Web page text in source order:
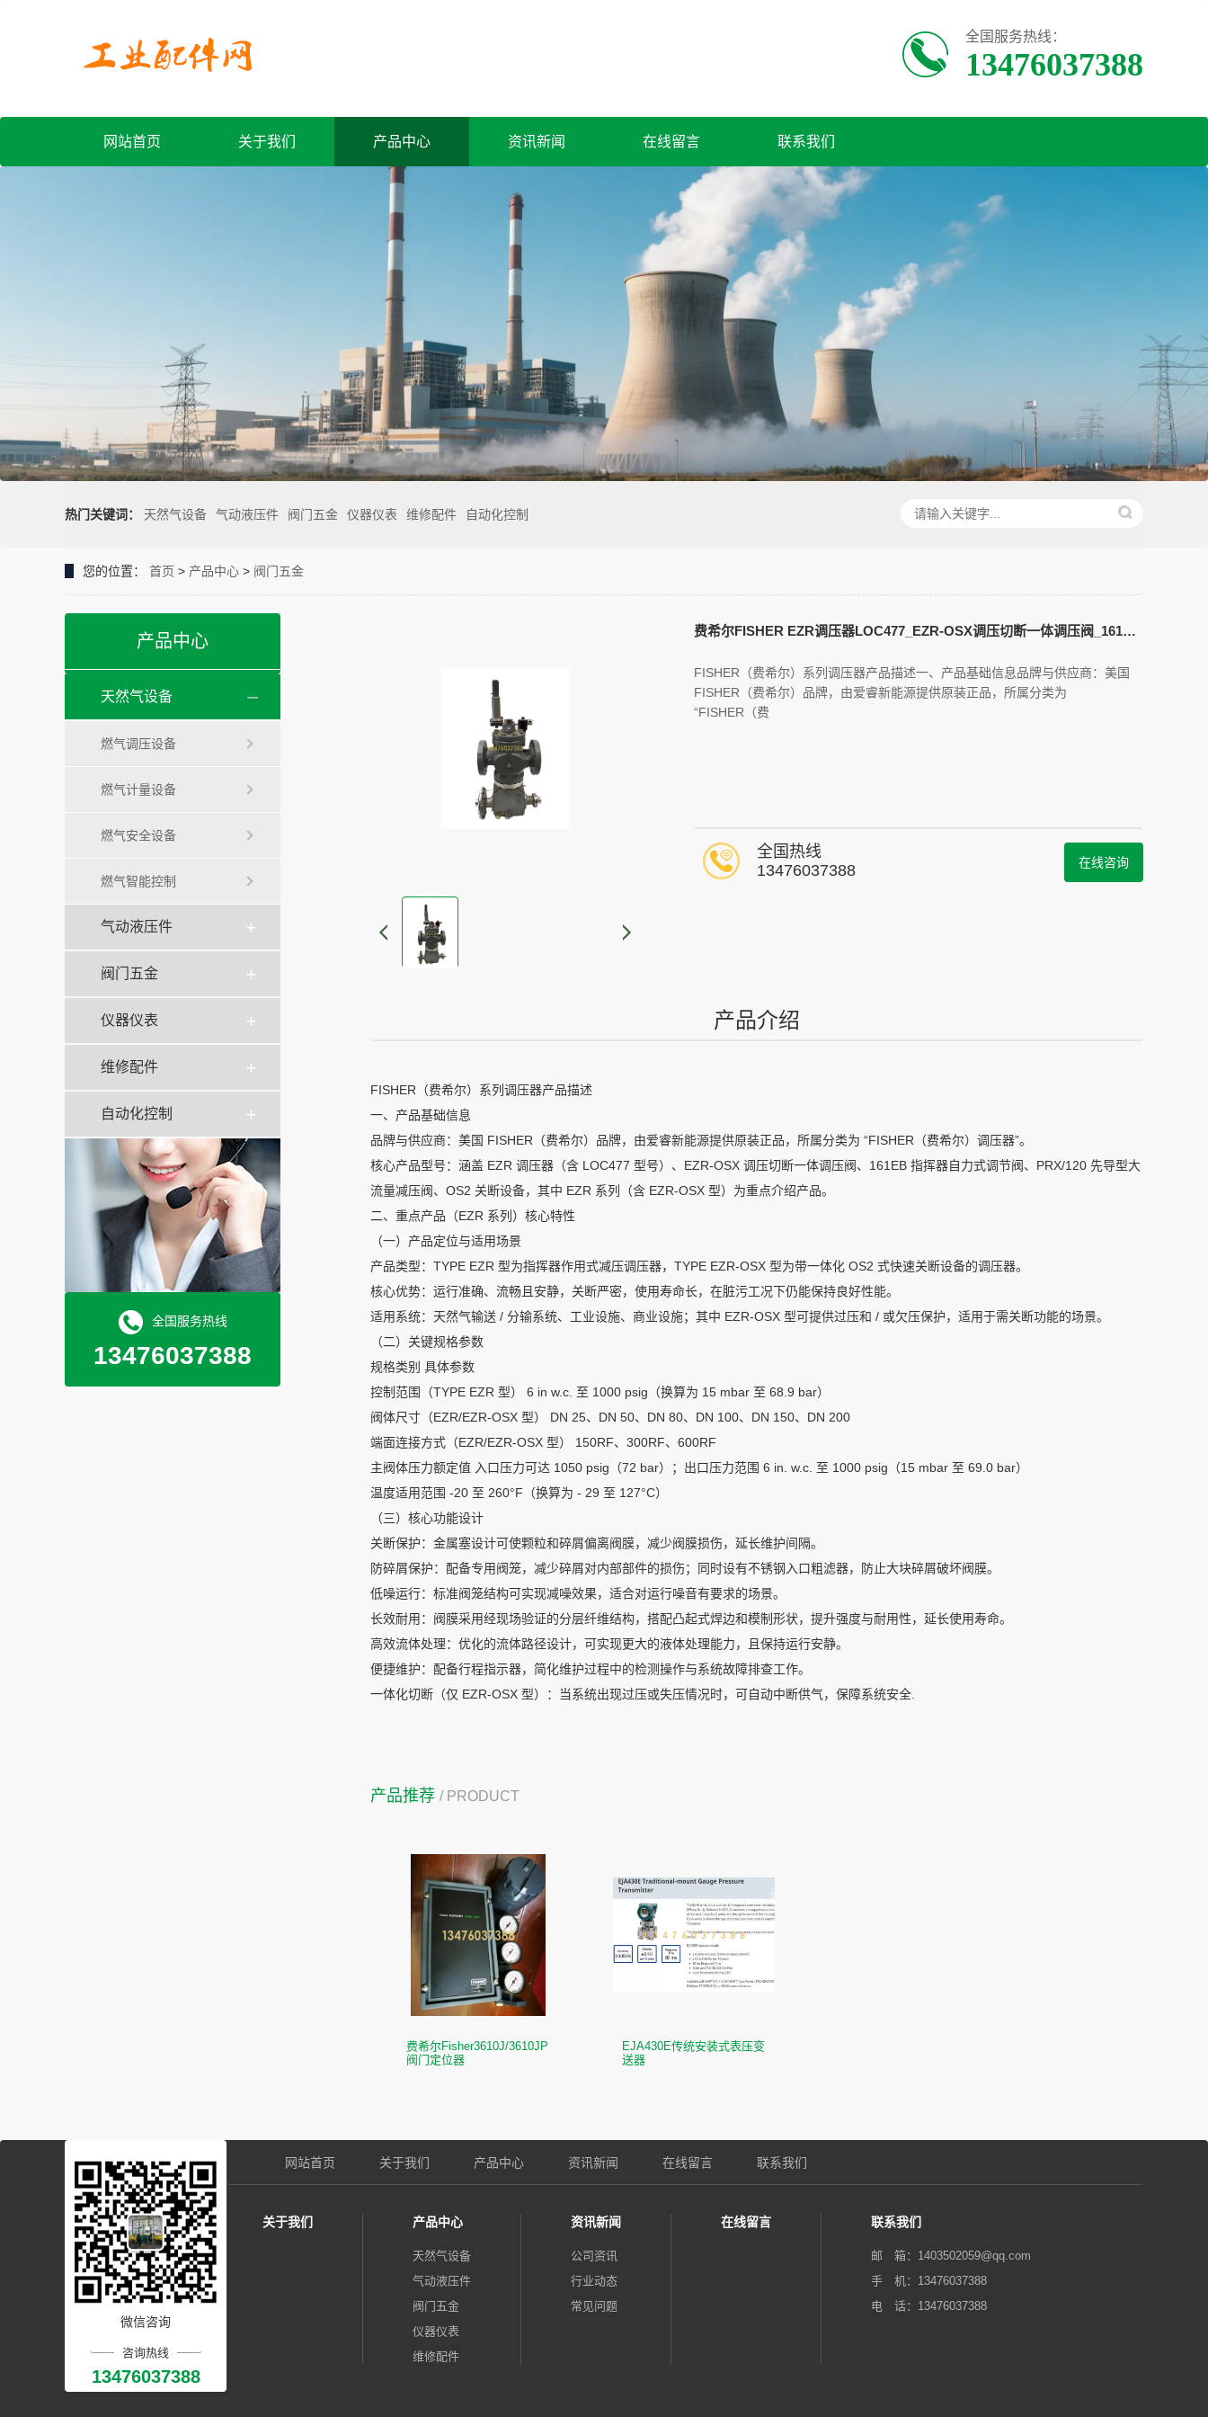
全国服务热线：
13476037388
网站首页 关于我们 产品中心 资讯新闻 在线留言 联系我们
热门关键词： 天然气设备 气动液压件 阀门五金 仪器仪表 维修配件 自动化控制
您的位置： 首页 > 产品中心 > 阀门五金
产品中心
天然气设备
燃气调压设备
燃气计量设备
燃气安全设备
燃气智能控制
气动液压件
阀门五金
仪器仪表
维修配件
自动化控制
全国服务热线
13476037388
费希尔FISHER EZR调压器LOC477_EZR-OSX调压切断一体调压阀_161EB指挥器自力式调节阀_PRX/120先导型大流量减压阀_OS2关断设备
FISHER（费希尔）系列调压器产品描述一、产品基础信息品牌与供应商：美国
FISHER（费希尔）品牌，由爱睿新能源提供原装正品，所属分类为
“FISHER（费
在线咨询
全国热线
13476037388
产品介绍
FISHER（费希尔）系列调压器产品描述
一、产品基础信息
品牌与供应商：美国 FISHER（费希尔）品牌，由爱睿新能源提供原装正品，所属分类为 “FISHER（费希尔）调压器”。
核心产品型号：涵盖 EZR 调压器（含 LOC477 型号）、EZR-OSX 调压切断一体调压阀、161EB 指挥器自力式调节阀、PRX/120 先导型大
流量减压阀、OS2 关断设备，其中 EZR 系列（含 EZR-OSX 型）为重点介绍产品。
二、重点产品（EZR 系列）核心特性
（一）产品定位与适用场景
产品类型：TYPE EZR 型为指挥器作用式减压调压器，TYPE EZR-OSX 型为带一体化 OS2 式快速关断设备的调压器。
核心优势：运行准确、流畅且安静，关断严密，使用寿命长，在脏污工况下仍能保持良好性能。
适用系统：天然气输送 / 分输系统、工业设施、商业设施；其中 EZR-OSX 型可提供过压和 / 或欠压保护，适用于需关断功能的场景。
（二）关键规格参数
规格类别 具体参数
控制范围（TYPE EZR 型） 6 in w.c. 至 1000 psig（换算为 15 mbar 至 68.9 bar）
阀体尺寸（EZR/EZR-OSX 型） DN 25、DN 50、DN 80、DN 100、DN 150、DN 200
端面连接方式（EZR/EZR-OSX 型） 150RF、300RF、600RF
主阀体压力额定值 入口压力可达 1050 psig（72 bar）；出口压力范围 6 in. w.c. 至 1000 psig（15 mbar 至 69.0 bar）
温度适用范围 -20 至 260°F（换算为 - 29 至 127°C）
（三）核心功能设计
关断保护：金属塞设计可使颗粒和碎屑偏离阀膜，减少阀膜损伤，延长维护间隔。
防碎屑保护：配备专用阀笼，减少碎屑对内部部件的损伤；同时设有不锈钢入口粗滤器，防止大块碎屑破坏阀膜。
低噪运行：标准阀笼结构可实现减噪效果，适合对运行噪音有要求的场景。
长效耐用：阀膜采用经现场验证的分层纤维结构，搭配凸起式焊边和模制形状，提升强度与耐用性，延长使用寿命。
高效流体处理：优化的流体路径设计，可实现更大的液体处理能力，且保持运行安静。
便捷维护：配备行程指示器，简化维护过程中的检测操作与系统故障排查工作。
一体化切断（仅 EZR-OSX 型）：当系统出现过压或失压情况时，可自动中断供气，保障系统安全.
产品推荐 / PRODUCT
费希尔Fisher3610J/3610JP
阀门定位器
EJA430E传统安装式表压变
送器
微信咨询
咨询热线
13476037388
网站首页 关于我们 产品中心 资讯新闻 在线留言 联系我们
关于我们 产品中心
天然气设备
气动液压件
阀门五金
仪器仪表
维修配件
资讯新闻
公司资讯
行业动态
常见问题
在线留言 联系我们
邮 箱：1403502059@qq.com‬
手 机：13476037388
电 话：13476037388